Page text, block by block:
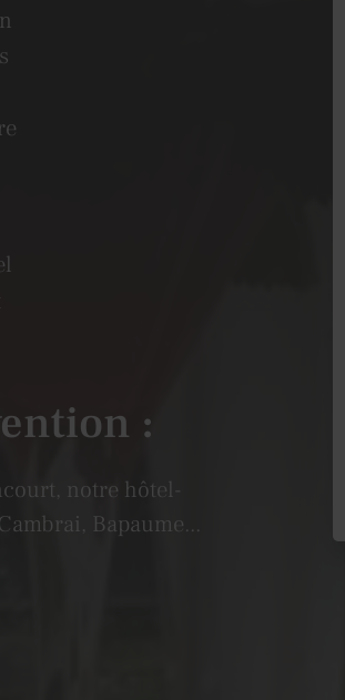
:
notre hôtel-
Bapaume...